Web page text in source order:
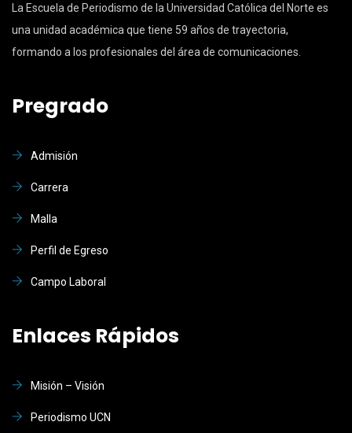
La Escuela de Periodismo de la Universidad Católica del Norte es
una unidad académica que tiene 59 años de trayectoria,
formando a los profesionales del área de comunicaciones.
Pregrado
Admisión
Carrera
Malla
Perfil de Egreso
Campo Laboral
Enlaces Rápidos
Misión – Visión
Periodismo UCN